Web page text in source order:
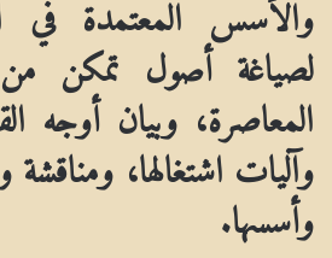
لصياغة أصول تمكن
المعاصرة، وبيان أوجه
وآليات اشتغالها، ومناقشة
وأسسها.